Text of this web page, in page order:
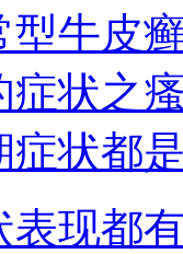
型牛皮
症状之
症状都
表现都